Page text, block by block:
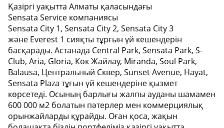
Қазіргі уақытта Алматы қаласындағы
Sensata Service компаниясы
Sensata City 1, Sensata City 2, Sensata City 3
және Everest 1 сияқты тұрғын үй кешендерін
басқарады. Астанада Central Park, Sensata Park, S-
Club, Aria, Gloria, Көк Жайлау, Miranda, Soul Park,
Balausa, Центральный Сквер, Sunset Аvenue, Hayat,
Sensata Plaza тұғын үй кешендеріне қызмет
көрсетеді. Осының барлығы жалпы ауданы шамамен
600 000 м2 болатын пәтерлер мен коммерциялық
орынжайларды құрайды. Оған қоса, жақын